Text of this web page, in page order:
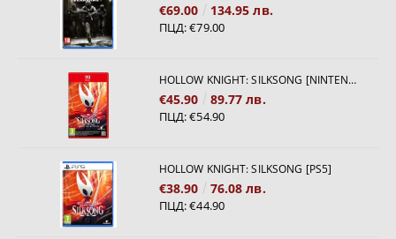
€69.00 134.95 лв.
ПЦД:€79.00
HOLLOW KNIGHT: SILKSONG [NINTENDO SWITCH 2]
€45.90 89.77 лв.
ПЦД:€54.90
HOLLOW KNIGHT: SILKSONG [PS5]
€38.90 76.08 лв.
ПЦД:€44.90